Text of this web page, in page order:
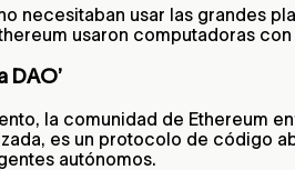
necesitaban usar las grandes
usaron computadoras
DAO’
la comunidad de Ethereum
es un protocolo de código
autónomos.